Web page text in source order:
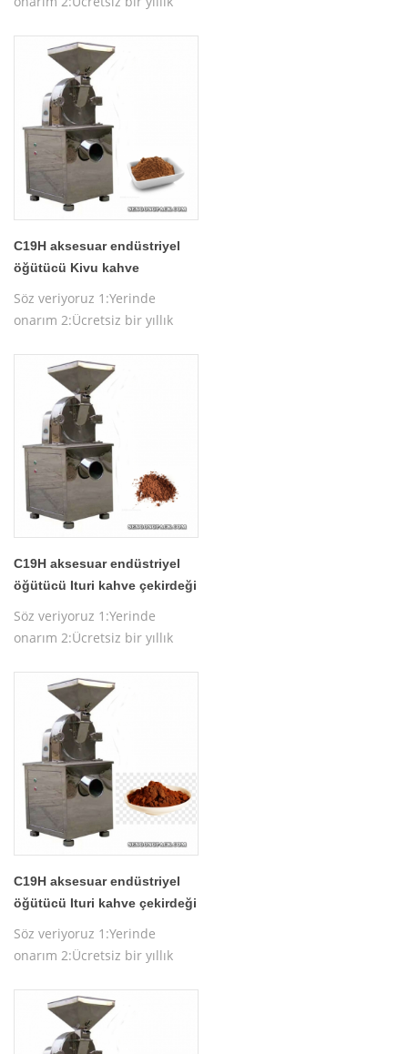
testi 4:Ücretsiz makine
çalıştırma eğitimi
C19H aksesuar endüstriyel
öğütücü Kivu kahve
Söz veriyoruz 1:Yerinde
onarım 2:Ücretsiz bir yıllık
testi 4:Ücretsiz makine
çalıştırma eğitimi
C19H aksesuar endüstriyel
öğütücü Ituri kahve çekirdeği
Söz veriyoruz 1:Yerinde
onarım 2:Ücretsiz bir yıllık
testi 4:Ücretsiz makine
çalıştırma eğitimi
C19H aksesuar endüstriyel
öğütücü Ituri kahve çekirdeği
makinesi
Söz veriyoruz 1:Yerinde
onarım 2:Ücretsiz bir yıllık
testi 4:Ücretsiz makine
çalıştırma eğitimi